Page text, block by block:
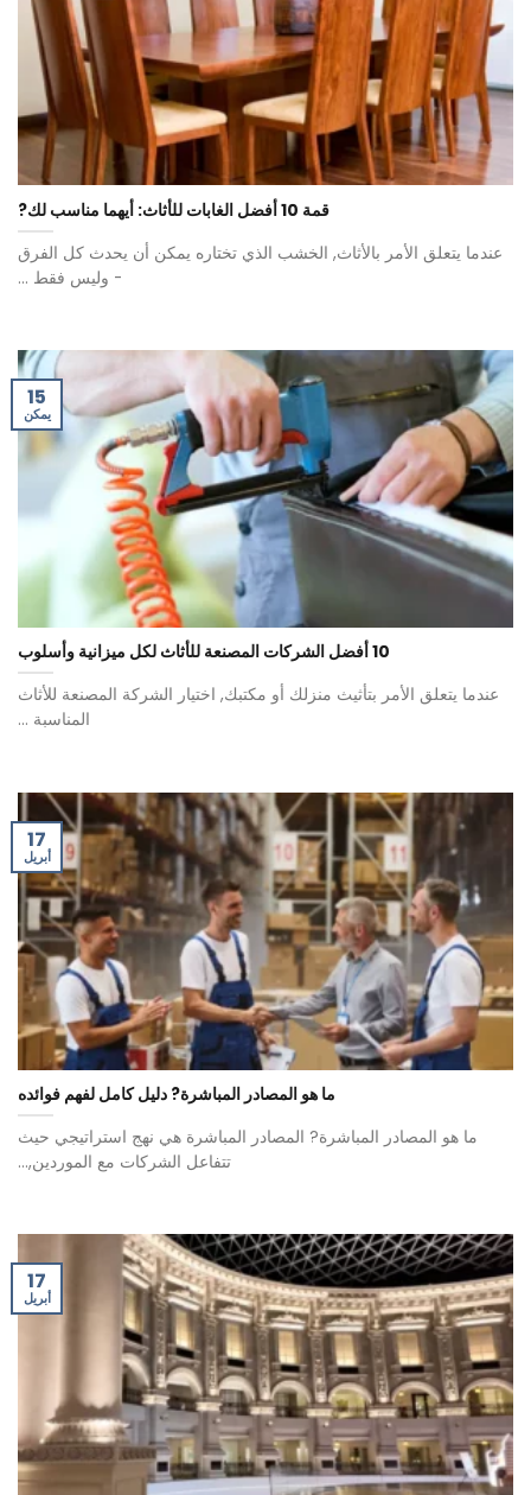
قمة 10 أفضل الغابات للأثاث: أيهما مناسب لك?
عندما يتعلق الأمر بالأثاث, الخشب الذي تختاره يمكن أن يحدث كل الفرق
- وليس فقط ...
10 أفضل الشركات المصنعة للأثاث لكل ميزانية وأسلوب
عندما يتعلق الأمر بتأثيث منزلك أو مكتبك, اختيار الشركة المصنعة للأثاث
المناسبة ...
15
يمكن
ما هو المصادر المباشرة? دليل كامل لفهم فوائده
ما هو المصادر المباشرة? المصادر المباشرة هي نهج استراتيجي حيث
تتفاعل الشركات مع الموردين,...
17
أبريل
17
أبريل